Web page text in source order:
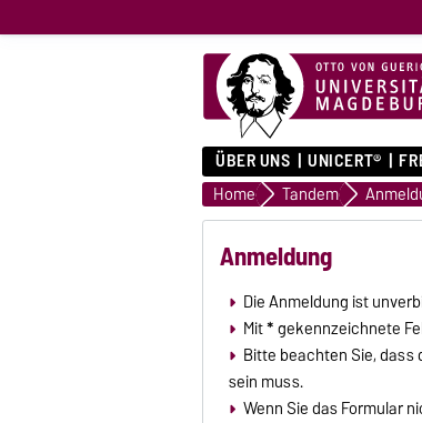
ÜBER UNS UNICERT®
Home Tandem
Anmeldung
Die Anmeldung ist
Mit*gekennzeichnete
Bitte beachten Sie, dass
sein muss.
Wenn Sie das Formular